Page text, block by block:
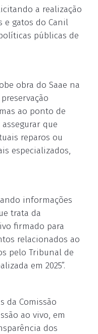
a realização
e gatos do Canil
públicas de
obra do Saae na
ao ponto de
que
reparos ou
especializados,
informações
trata da
firmado para
relacionados ao
pelo Tribunal de
em 2025”.
da Comissão
ao vivo, em
dos